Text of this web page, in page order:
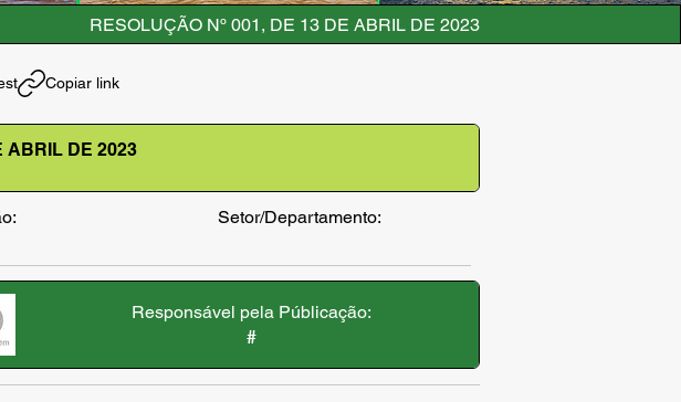
RESOLUÇÃO Nº 001, DE 13 DE ABRIL DE 2023
Copiar link
ABRIL DE 2023
Setor/Departamento:
Responsável pela Públicação:
#